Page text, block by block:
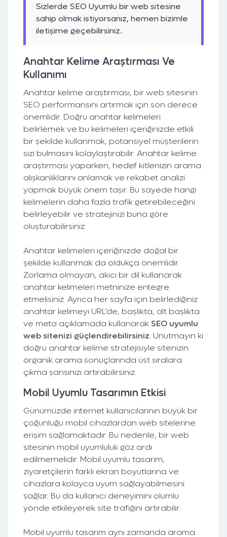
Sizlerde SEO Uyumlu bir web sitesine
sahip olmak istiyorsanız, hemen bizimle
iletişime geçebilirsiniz.
Anahtar Kelime Araştırması Ve
Kullanımı
Anahtar kelime araştırması, bir web sitesinin
SEO performansını artırmak için son derece
önemlidir. Doğru anahtar kelimeleri
belirlemek ve bu kelimeleri içeriğinizde etkili
bir şekilde kullanmak, potansiyel müşterilerin
sizi bulmasını kolaylaştırabilir. Anahtar kelime
araştırması yaparken, hedef kitlenizin arama
alışkanlıklarını anlamak ve rekabet analizi
yapmak büyük önem taşır. Bu sayede hangi
kelimelerin daha fazla trafik getirebileceğini
belirleyebilir ve stratejinizi buna göre
oluşturabilirsiniz.
Anahtar kelimeleri içeriğinizde doğal bir
şekilde kullanmak da oldukça önemlidir.
Zorlama olmayan, akıcı bir dil kullanarak
anahtar kelimeleri metninize entegre
etmelisiniz. Ayrıca her sayfa için belirlediğiniz
anahtar kelimeyi URL’de, başlıkta, alt başlıkta
ve meta açıklamada kullanarak SEO uyumlu
web sitenizi güçlendirebilirsiniz. Unutmayın ki
doğru anahtar kelime stratejisiyle sitenizin
organik arama sonuçlarında üst sıralara
çıkma şansınızı artırabilirsiniz.
Mobil Uyumlu Tasarımın Etkisi
Günümüzde internet kullanıcılarının büyük bir
çoğunluğu mobil cihazlardan web sitelerine
erişim sağlamaktadır. Bu nedenle, bir web
sitesinin mobil uyumluluk göz ardı
edilmemelidir. Mobil uyumlu tasarım,
ziyaretçilerin farklı ekran boyutlarına ve
cihazlara kolayca uyum sağlayabilmesini
sağlar. Bu da kullanıcı deneyimini olumlu
yönde etkileyerek site trafiğini artırabilir.
Mobil uyumlu tasarım aynı zamanda arama